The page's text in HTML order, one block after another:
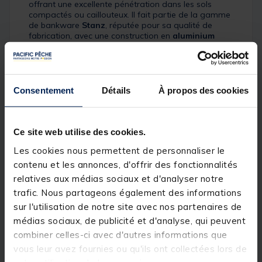
Consentement Détails À propos des cookies
Ce site web utilise des cookies.
Les cookies nous permettent de personnaliser le
contenu et les annonces, d'offrir des fonctionnalités
relatives aux médias sociaux et d'analyser notre
trafic. Nous partageons également des informations
sur l'utilisation de notre site avec nos partenaires de
médias sociaux, de publicité et d'analyse, qui peuvent
combiner celles-ci avec d'autres informations que
vous leur avez fournies ou qu'ils ont collectées lors de
offrant une excellente pénétration dans les sols
compactés ou caillouteux. Il fait partie de la gamme
de bankware Stanz, réputée pour sa qualité de
fabrication, avec une construction en aluminium
foissolide
Pour faciliter l’installation, il est livré avec unebarre
de torsion(torsion bar) qui se range à l’intérieur du
bankstick, pratique et toujours à portée de main. Sa
finitionnoir anodisépremium assure une meilleure
empêche toute perte lors des réglages. Un bankstick
exigeants.
Détails
Longueur : 18" / 46 cm
Bankstickscrew pointpour lessols les plus durs
Construction en aluminium haut de gamme:solide
etléger